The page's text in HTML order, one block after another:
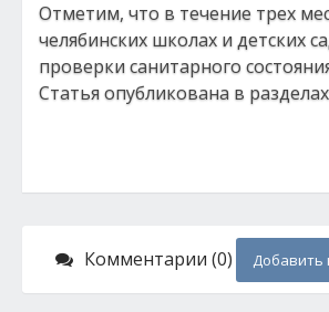
Отметим, что в течение трех
челябинских школах и детских
проверки санитарного
Статья опубликована в
Комментарии (0) Добавить